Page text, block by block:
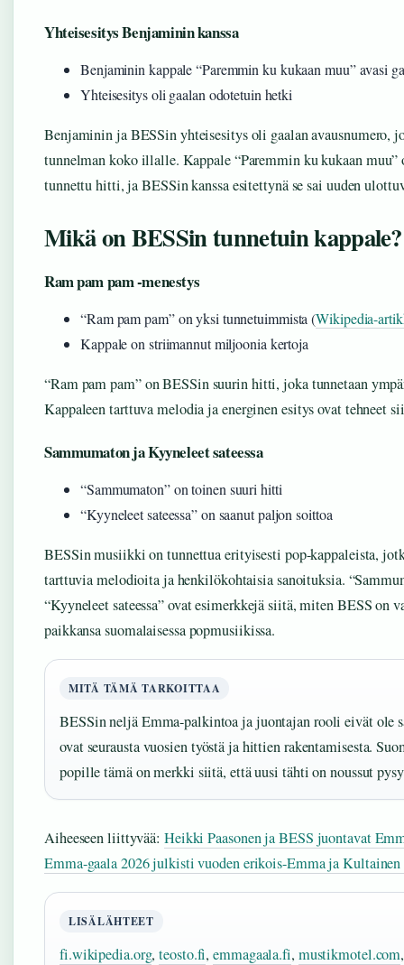
Yhteisesitys Benjaminin kanssa
Benjaminin kappale “Paremmin ku kukaan muu” avasi
Yhteisesitys oli gaalan odotetuin hetki
Benjaminin ja BESSin yhteisesitys oli gaalan avausnumero,
tunnelman koko illalle. Kappale “Paremmin ku kukaan
tunnettu hitti, ja BESSin kanssa esitettynä se sai uuden
Mikä on BESSin tunnetuin kappale?
Ram pam pam -menestys
“Ram pam pam” on yksi tunnetuimmista (Wikipedia-
Kappale on striimannut miljoonia kertoja
“Ram pam pam” on BESSin suurin hitti, joka tunnetaan
Kappaleen tarttuva melodia ja energinen esitys ovat tehneet
Sammumaton ja Kyyneleet sateessa
“Sammumaton” on toinen suuri hitti
“Kyyneleet sateessa” on saanut paljon soittoa
BESSin musiikki on tunnettua erityisesti pop-kappaleista,
tarttuvia melodioita ja henkilökohtaisia sanoituksia.
“Kyyneleet sateessa” ovat esimerkkejä siitä, miten BESS on
paikkansa suomalaisessa popmusiikissa.
MITÄ TÄMÄ TARKOITTAA
BESSin neljä Emma-palkintoa ja juontajan rooli eivät ole
ovat seurausta vuosien työstä ja hittien rakentamisesta.
popille tämä on merkki siitä, että uusi tähti on noussut
Aiheeseen liittyvää: Heikki Paasonen ja BESS juontavat
Emma-gaala 2026 julkisti vuoden erikois-Emma ja
LISÄLÄHTEET
fi.wikipedia.org,teosto.fi,emmagaala.fi, mustikmotel.com,